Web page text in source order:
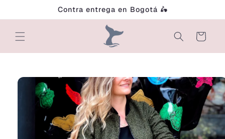
directamente
al contenido
Contra entrega en Bogotá 🛵
Carrito
Ir
información
del producto